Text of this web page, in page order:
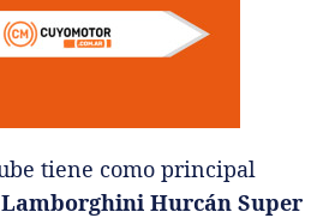
tiene como principal
Lamborghini Hurcán Super